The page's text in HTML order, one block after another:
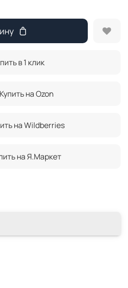
в 1 клик
Купить на Ozon
на Wildberries
на Я.Маркет